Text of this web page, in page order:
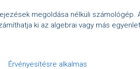
megoldása nélküli számológép.
ki az algebrai vagy más
Érvényesítésre alkalmas